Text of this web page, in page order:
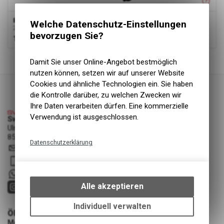
Bixs Sign Carbon
2023+
199.00 CHF
Swiss Cycle Protection - Fabian Löhrer
Ulmenstrasse 3a
8500 Frauenfeld
info@swisscycleprotection.ch
ÖFFNUNGSZEITEN
Welche Datenschutz-Einstellungen
bevorzugen Sie?
Damit Sie unser Online-Angebot bestmöglich
nutzen können, setzen wir auf unserer Website
Cookies und ähnliche Technologien ein. Sie haben
die Kontrolle darüber, zu welchen Zwecken wir
Ihre Daten verarbeiten dürfen. Eine kommerzielle
Verwendung ist ausgeschlossen.
Datenschutzerklärung
bestimmte Interaktionen und
Einstellungen auf Ihrem Gerät,
um die grundlegenden
Funktionen unseres Online-
Alle akzeptieren
Individuell verwalten